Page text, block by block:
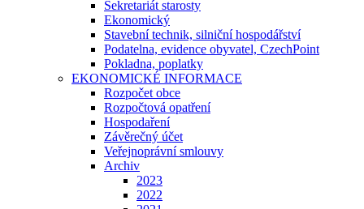
Sekretariát starosty
Ekonomický
Stavební technik, silniční hospodářství
Podatelna, evidence obyvatel, CzechPoint
Pokladna, poplatky
EKONOMICKÉ INFORMACE
Rozpočet obce
Rozpočtová opatření
Hospodaření
Závěrečný účet
Veřejnoprávní smlouvy
Archiv
2023
2022